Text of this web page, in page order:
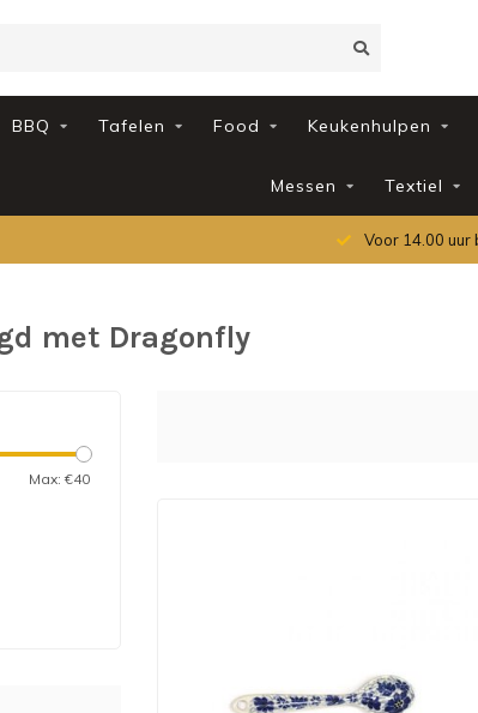
BBQ Tafelen Food Keukenhulpen
Messen Textiel
Voor 14.00
met Dragonfly
Max: €40